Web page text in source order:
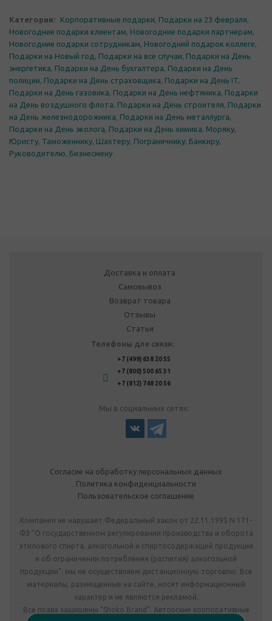
Категории: Корпоративные подарки, Подарки на 23 февраля,
Новогодние подарки клиентам, Новогодние подарки партнерам,
Новогодние подарки сотрудникам, Новогодний подарок коллеге,
Подарки на Новый год , Подарки на все случаи, Подарки на День
энергетика, Подарки на День бухгалтера, Подарки на День
полиции, Подарки на День страховщика, Подарки на День IT,
Подарки на День газовика, Подарки на День нефтяника, Подарки
на День воздушного флота, Подарки на День строителя, Подарки
на День железнодорожника, Подарки на День металлурга,
Подарки на День эколога, Подарки на День химика, Моряку,
Юристу, Таможеннику, Шахтеру, Пограничнику, Банкиру,
Руководителю, Бизнесмену
Доставка и оплата
Самовывоз
Возврат товара
Отзывы
Статьи
Телефоны для связи:
+7 (499) 638 20 55
+7 (800) 500 65 31
+7 (812) 748 20 56
Мы в социальных сетях:
Согласие на обработку персональных данных
Политика конфиденциальности
Пользовательское соглашение
Компания не нарушает Федеральный закон от 22.11.1995 N 171-
ФЗ "О государственном регулировании производства и оборота
этилового спирта, алкогольной и спиртосодержащей продукции
и об ограничении потребления (распития) алкогольной
продукции": мы не осуществляем дистанционную торговлю. Все
материалы, размещенные на сайте, носят информационный
характер и не являются рекламой.
Все права защищены "Shoko Brand". Авторские корпоративные